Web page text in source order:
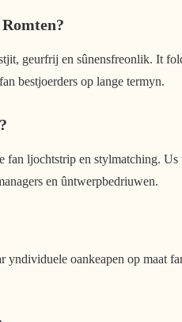
geurfrij en sûnensfreonlik. It
bestjoerders op lange termyn.
fan ljochtstrip en stylmatching.
en ûntwerpbedriuwen.
oankeapen op maat